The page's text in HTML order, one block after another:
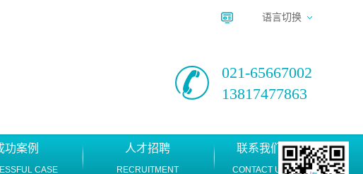
语言切换
021-65667002
13817477863
功案例
CASE
人才招聘
RECRUITMENT
联系我们
CONTACT US